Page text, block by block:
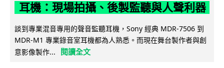
耳機：現場拍攝、後製監聽與人聲利器
談到專業混音專用的聲音監聽耳機，Sony 經典 MDR-7506 到
MDR-M1 專業錄音室耳機都為人熟悉。而現在舞台製作者與創
意影像製作...
閱讀全文